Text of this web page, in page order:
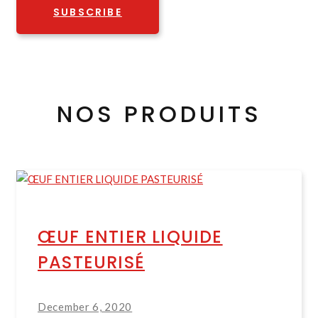
SUBSCRIBE
NOS PRODUITS
ŒUF ENTIER LIQUIDE
PASTEURISÉ
December 6, 2020